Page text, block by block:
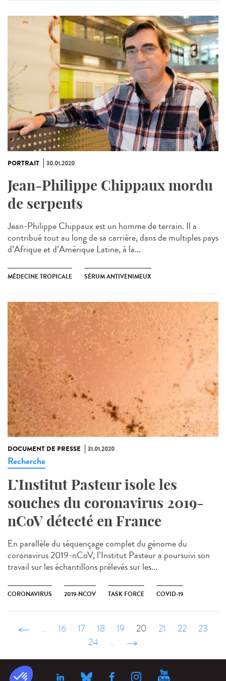
PORTRAIT 30.01.2020
Jean-Philippe Chippaux mordu
de serpents
Jean-Philippe Chippaux est un homme de terrain. Il a
contribué tout au long de sa carrière, dans de multiples pays
d’Afrique et d’Amérique Latine, à la...
MÉDECINE TROPICALE SÉRUM ANTIVENIMEUX
DOCUMENT DE PRESSE 31.01.2020
Recherche
L’Institut Pasteur isole les
souches du coronavirus 2019-
nCoV détecté en France
En parallèle du séquençage complet du génome du
coronavirus 2019-nCoV, l’Institut Pasteur a poursuivi son
travail sur les échantillons prélevés sur les...
CORONAVIRUS 2019-NCOV TASK FORCE COVID-19
‹ précédent
… 16 17 18 19 20 21 22
23
24
… suivant ›